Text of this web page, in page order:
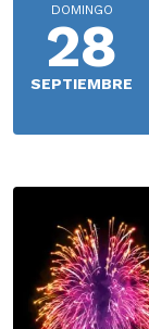
DOMINGO
28
SEPTIEMBRE